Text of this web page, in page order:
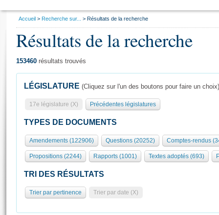
Présidence
577 députés
Groupes politiques
Séance publique
Commissions et autres organes
Europe et International
Pétitions
Général
Rôle et pouvoirs de l'Assemblée
Organisation de l'Assemblée
Présidence Conférence des Présidents Bureau Collège des
Statistiques et chiffres clés
Visiter l'Assemblée
Visite virtuelle du palais Bourbon
Assister à une séance
Vous
Accueil Recherche sur... Résultats de la recherche
Résultats de la recherche
153460 résultats trouvés
LÉGISLATURE (Cliquez sur l'un des boutons pour faire un choix)
17e législature (X) Précédentes législatures
TYPES DE DOCUMENTS
Amendements (122906) Questions (20252) Comptes-rendus
Propositions (2244) Rapports (1001) Textes adoptés (693)
TRI DES RÉSULTATS
Trier par pertinence Trier par date (X)